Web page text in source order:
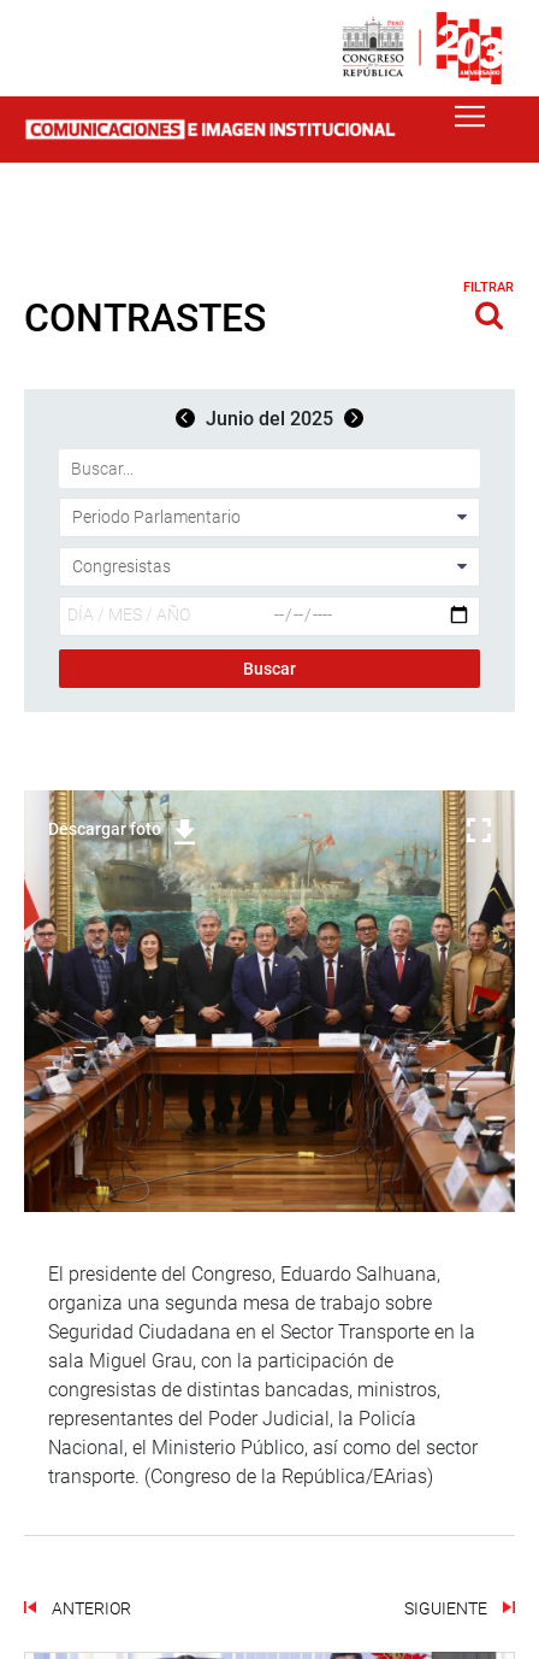
CONTRASTES
FILTRAR
Junio del 2025
Descargar foto
El presidente del Congreso, Eduardo Salhuana,
organiza una segunda mesa de trabajo sobre
Seguridad Ciudadana en el Sector Transporte en la
sala Miguel Grau, con la participación de
congresistas de distintas bancadas, ministros,
representantes del Poder Judicial, la Policía
Nacional, el Ministerio Público, así como del sector
transporte. (Congreso de la República/EArias)
ANTERIOR SIGUIENTE